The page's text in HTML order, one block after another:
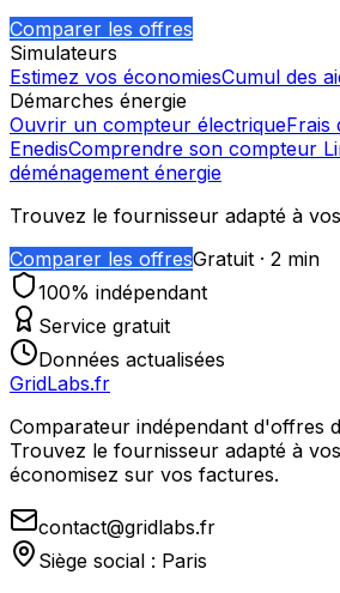
Comparer les offres
Simulateurs
Estimez vos économiesCumul des
Démarches énergie
Ouvrir un compteur électriqueFrais
EnedisComprendre son compteur
déménagement énergie
Trouvez le fournisseur adapté à
Comparer les offresGratuit · 2 min
100% indépendant
Service gratuit
Données actualisées
GridLabs.fr
Comparateur indépendant d'offres
Trouvez le fournisseur adapté à
économisez sur vos factures.
contact@gridlabs.fr
Siège social : Paris